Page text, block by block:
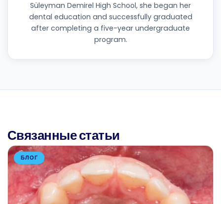
Süleyman Demirel High School, she began her
dental education and successfully graduated
after completing a five-year undergraduate
program.
Связанные статьи
БЛОГ